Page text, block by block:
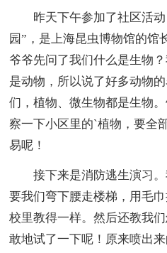
昨天下午参加了社区活动
园”，是上海昆虫博物馆的馆
爷爷先问了我们什么是生物
是动物，所以说了好多动物
们，植物、微生物都是生物
察一下小区里的`植物，要全
易呢！
接下来是消防逃生演习。
要我们弯下腰走楼梯，用毛
校里教得一样。然后还教我
敢地试了一下呢！原来喷出